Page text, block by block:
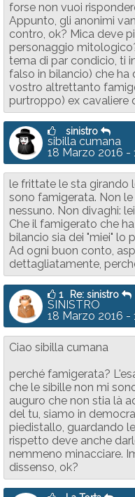
forse non vuoi
Appunto, gli anonimi
contro, ok? Mica deve
personaggio
tema di par condicio, ti
falso in bilancio) che ha
vostro altrettanto
purtroppo) ex cavaliere
sinistro
sibilla cumana
18 Marzo 2016 -
le frittate le sta girando
sono famigerata. Non
nessuno. Non divaghi:
Che il famigerato che
bilancio sia dei "miei" lo
Ad ogni buon conto,
dettagliatamente,
1 Re: sinistro
SINISTRO
18 Marzo 2016 -
Ciao sibilla cumana
perché famigerata?
che le sibille non mi
auguro che non stia là
del tu, siamo in
piedistallo, guardando
rispetto deve anche
nemmeno minacciare.
dissenso, ok?